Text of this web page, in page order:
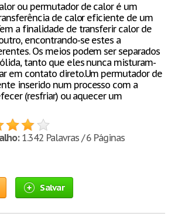
ou permutador de calor é um
de calor eficiente de um
a finalidade de transferir calor de
encontrando-se estes a
Os meios podem ser separados
tanto que eles nunca misturam-
em contato direto.Um permutador de
inserido num processo com a
(resfriar) ou aquecer um
1.342 Palavras / 6 Páginas
Salvar